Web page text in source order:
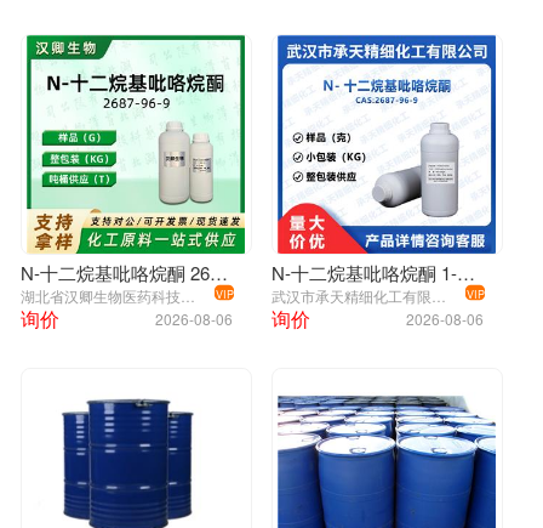
N-十二烷基吡咯烷酮 ;1-十二烷基-2-吡咯烷酮;
N-十二烷基吡咯烷酮 2687-96-9
VIP
2026-08-06
询价
N-十二烷基吡咯烷酮 1-十二烷基-2-吡咯烷酮 2687-96-9
VIP
2026-08-06
询价